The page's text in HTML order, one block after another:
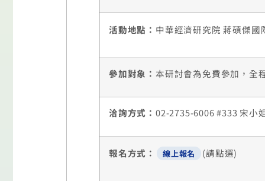
活動地點： 中華經濟研究院 蔣碩傑國
參加對象： 本研討會為免費參加，全
洽詢方式： 02-2735-6006 #333 宋小
報名方式： 線上報名 (請點選)